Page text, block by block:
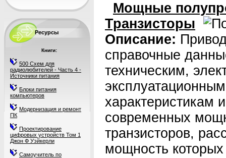
Ресурсы
Книги:
500 Схем для
радиолюбителей - Часть 4 -
Источники питания
Блоки питания
компьютеров
Модернизация и ремонт
ПК
Проектирование
цифровых устройств Том 1
Джон Ф Уэйкерли
Самоучитель по
Мощные
Транзисторы
Описание:
справочные
техническим,
эксплуатационным
характеристикам
современных
транзисторов,
мощность